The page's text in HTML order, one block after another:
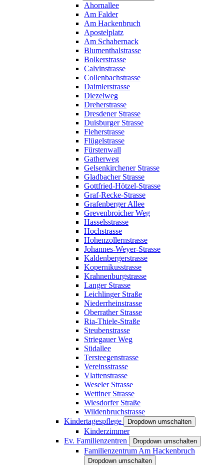
Ahornallee
Am Falder
Am Hackenbruch
Apostelplatz
Am Schabernack
Blumenthalstrasse
Bolkerstrasse
Calvinstrasse
Collenbachstrasse
Daimlerstrasse
Diezelweg
Dreherstrasse
Dresdener Strasse
Duisburger Strasse
Fleherstrasse
Flügelstrasse
Fürstenwall
Gatherweg
Gelsenkirchener Strasse
Gladbacher Strasse
Gottfried-Hötzel-Strasse
Graf-Recke-Strasse
Grafenberger Allee
Grevenbroicher Weg
Hasselsstrasse
Hochstrasse
Hohenzollernstrasse
Johannes-Weyer-Strasse
Kaldenbergerstrasse
Kopernikusstrasse
Krahnenburgstrasse
Langer Strasse
Leichlinger Straße
Niederrheinstrasse
Oberrather Strasse
Ria-Thiele-Straße
Steubenstrasse
Striegauer Weg
Südallee
Tersteegenstrasse
Vereinsstrasse
Vlattenstrasse
Weseler Strasse
Wettiner Strasse
Wiesdorfer Straße
Wildenbruchstrasse
Kindertagespflege
Dropdown umschalten
Kinderzimmer
Ev. Familienzentren
Dropdown umschalten
Familienzentrum Am Hackenbruch
Dropdown umschalten